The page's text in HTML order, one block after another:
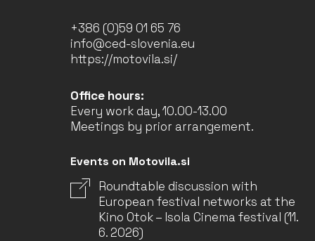
+386 (0)59 01 65 76
info@ced-slovenia.eu
https://motovila.si/
Office hours:
Every work day, 10.00-13.00
Meetings by prior arrangement.
Events on Motovila.si
Roundtable discussion with
European festival networks at the
Kino Otok – Isola Cinema festival (11.
6. 2026)